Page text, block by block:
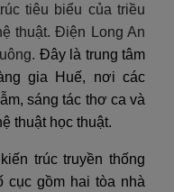
tiêu biểu của triều
thuật. Điện Long An
Đây là trung tâm
gia Huế, nơi các
sáng tác thơ ca và
thuật học thuật.
trúc truyền thống
cục gồm hai tòa nhà